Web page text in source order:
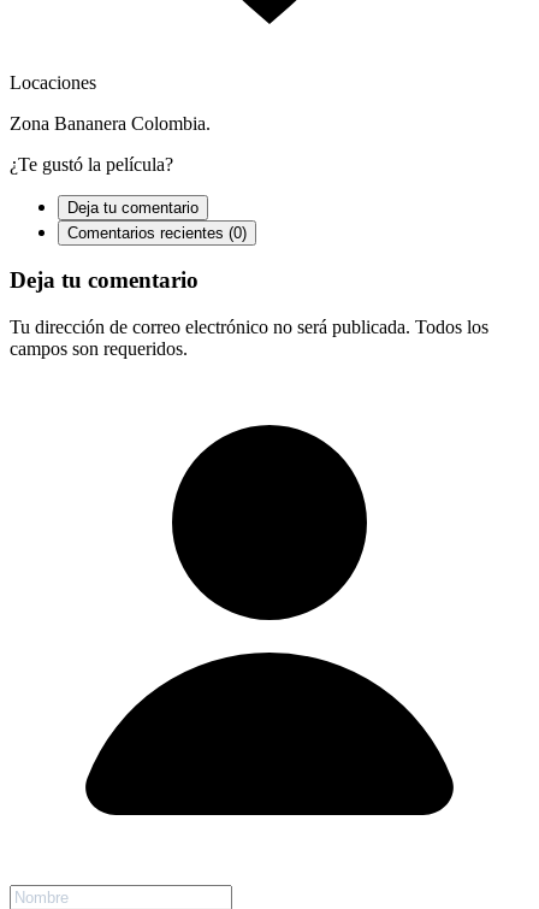
Locaciones
Zona Bananera Colombia.
¿Te gustó la película?
Deja tu comentario
Comentarios recientes (0)
Deja tu comentario
Tu dirección de correo electrónico no será publicada. Todos los
campos son requeridos.